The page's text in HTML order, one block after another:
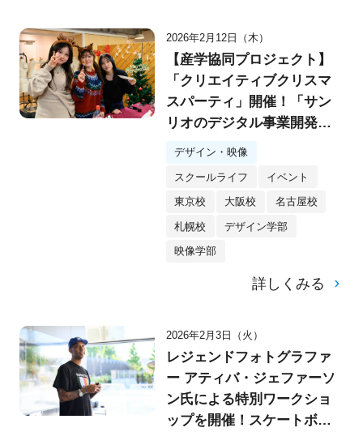
2026年2月12日（木）
【産学協同プロジェクト】
「クリエイティブクリスマ
スパーティ」開催！「サン
リオのデジタル事業開発
部」とのシークレットプロ
デザイン・映像
スクールライフ イベント
東京校 大阪校 名古屋校
札幌校 デザイン学部
映像学部
詳しくみる
2026年2月3日（火）
レジェンドフォトグラファ
ー アティバ・ジェファーソ
ン氏による特別ワークショ
ップを開催！スケートボー